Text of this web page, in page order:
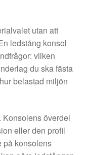
utan att
ledstång konsol
vilken
du ska fästa
belastad miljön
Konsolens överdel
eller den profil
på konsolens